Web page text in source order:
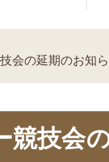
会の延期のお知
競技会